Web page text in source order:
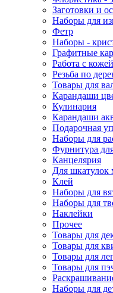
Заготовки и
Наборы для
Фетр
Наборы -
Графитные
Работа с кожей
Резьба по
Товары для
Карандаши
Кулинария
Карандаши
Подарочная
Наборы для
Фурнитура
Канцелярия
Для шкатулок
Клей
Наборы для
Наборы для
Наклейки
Прочее
Товары для
Товары для
Товары для
Товары для
Наборы для